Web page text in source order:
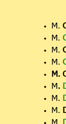
M.
M.
M.
M.
M.
M.
M.
M.